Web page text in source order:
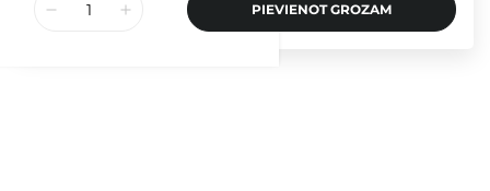
PIEVIENOT GROZAM